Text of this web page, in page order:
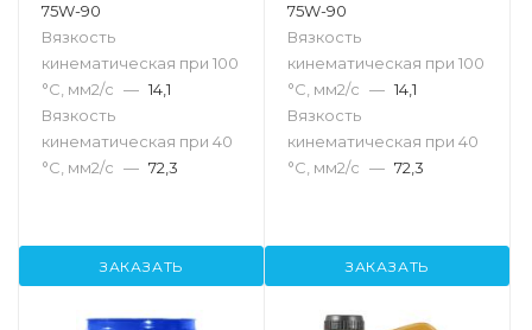
75W-90
Вязкость
кинематическая при 100
°С, мм2/с — 14,1
Вязкость
кинематическая при 40
°С, мм2/с — 72,3
ЗАКАЗАТЬ
75W-90
Вязкость
кинематическая при 100
°С, мм2/с — 14,1
Вязкость
кинематическая при 40
°С, мм2/с — 72,3
ЗАКАЗАТЬ